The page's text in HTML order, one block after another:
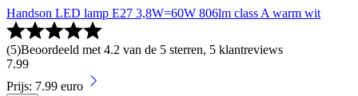
Handson LED lamp E27 3,8W=60W 806lm class A warm wit
(5)Beoordeeld met 4.2 van de 5 sterren, 5 klantreviews
7.99
Prijs: 7.99 euro